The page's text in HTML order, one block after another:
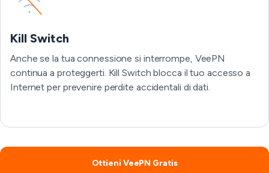
Kill Switch
Anche se la tua connessione si interrompe, VeePN
continua a proteggerti. Kill Switch blocca il tuo accesso a
Internet per prevenire perdite accidentali di dati.
Ottieni VeePN Gratis